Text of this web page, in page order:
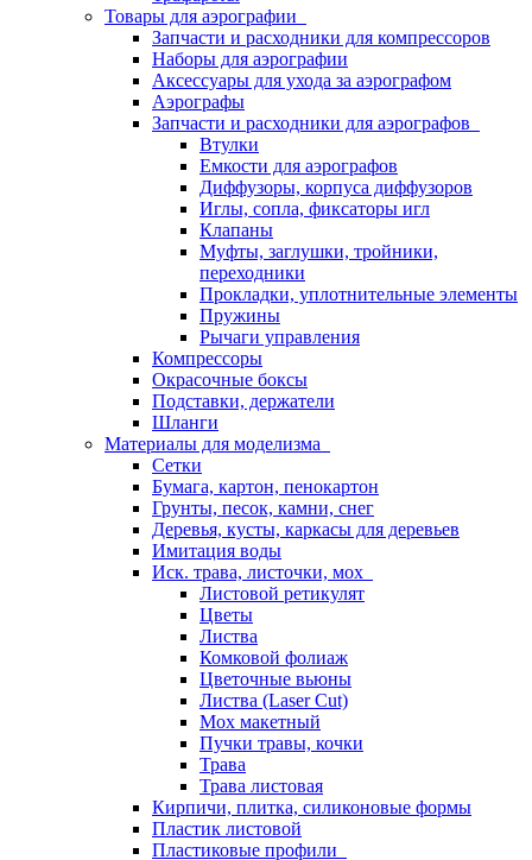
Товары для аэрографии
Запчасти и расходники для компрессоров
Наборы для аэрографии
Аксессуары для ухода за аэрографом
Аэрографы
Запчасти и расходники для аэрографов
Втулки
Емкости для аэрографов
Диффузоры, корпуса диффузоров
Иглы, сопла, фиксаторы игл
Клапаны
Муфты, заглушки, тройники,
переходники
Прокладки, уплотнительные элементы
Пружины
Рычаги управления
Компрессоры
Окрасочные боксы
Подставки, держатели
Шланги
Материалы для моделизма
Сетки
Бумага, картон, пенокартон
Грунты, песок, камни, снег
Деревья, кусты, каркасы для деревьев
Имитация воды
Иск. трава, листочки, мох
Листовой ретикулят
Цветы
Листва
Комковой фолиаж
Цветочные вьюны
Листва (Laser Cut)
Мох макетный
Пучки травы, кочки
Трава
Трава листовая
Кирпичи, плитка, силиконовые формы
Пластик листовой
Пластиковые профили